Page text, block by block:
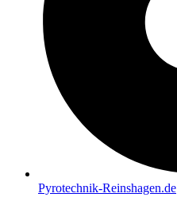
Pyrotechnik-Reinshagen.de